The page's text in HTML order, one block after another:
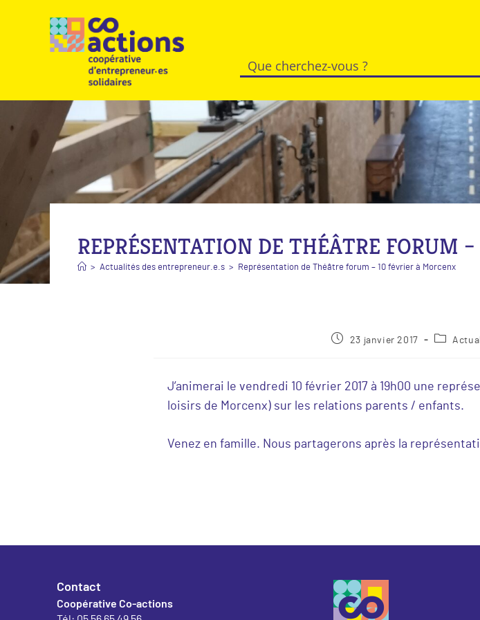
REPRÉSENTATION DE THÉÂTRE FORUM
> Actualités des entrepreneur.e.s > Représentation de Théâtre forum – 10 février à Morcenx
23 janvier 2017
J’animerai le vendredi 10 février 2017 à 19h00 une
loisirs de Morcenx) sur les relations parents / enfants.
Venez en famille. Nous partagerons après la
Contact
Coopérative Co-actions